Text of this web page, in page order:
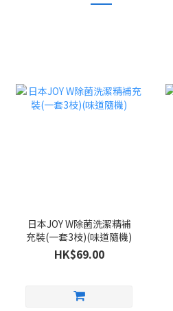
日本JOY W除菌洗潔精補
充裝(一套3枝)(味道隨機)
HK$69.00